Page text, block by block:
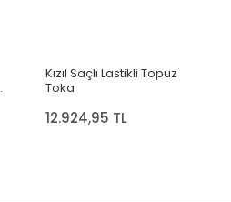
Kızıl Saçlı Lastikli Topuz
Toka
12.924,95 TL